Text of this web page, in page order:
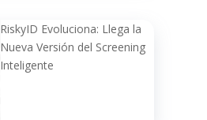
RiskyID Evoluciona: Llega la
Nueva Versión del Screening
Inteligente